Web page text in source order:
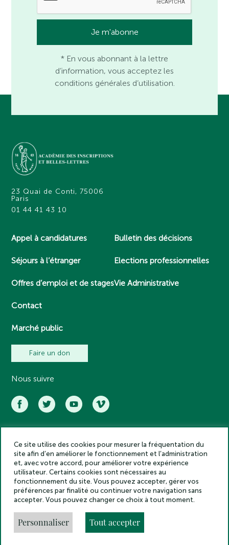
* En vous abonnant à la lettre
d’information, vous acceptez les
conditions générales d’utilisation.
23 Quai de Conti, 75006
Paris
01 44 41 43 10
Appel à candidatures
Séjours à l’étranger
Offres d’emploi et de stages
Contact
Marché public
Bulletin des décisions
Elections professionnelles
Vie Administrative
Faire un don
Nous suivre
Académie des inscriptions et belles lettres – Tous droits réservés
2025
Politique de confidentialité
Mentions légales
Crédits
Gestion des cookies
Made by
Ce site utilise des cookies pour mesurer la fréquentation du
site afin d’en améliorer le fonctionnement et l’administration
et, avec votre accord, pour améliorer votre expérience
utilisateur. Certains cookies sont nécessaires au
fonctionnement du site. Vous pouvez accepter, gérer vos
préférences par finalité ou continuer votre navigation sans
accepter. Vous pouvez changer ce choix à tout moment.
Personnaliser Tout accepter